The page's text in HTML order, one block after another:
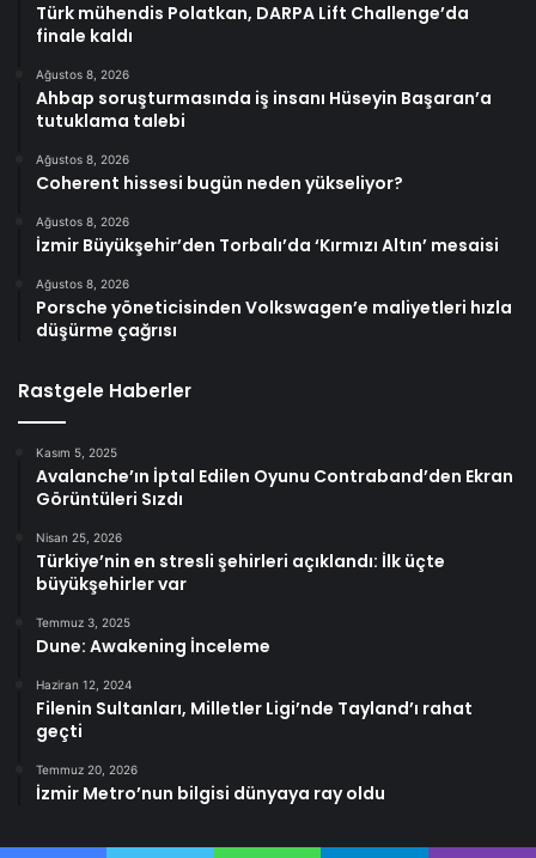
Türk mühendis Polatkan, DARPA Lift Challenge’da
finale kaldı
Ağustos 8, 2026
Ahbap soruşturmasında iş insanı Hüseyin Başaran’a
tutuklama talebi
Ağustos 8, 2026
Coherent hissesi bugün neden yükseliyor?
Ağustos 8, 2026
İzmir Büyükşehir’den Torbalı’da ‘Kırmızı Altın’ mesaisi
Ağustos 8, 2026
Porsche yöneticisinden Volkswagen’e maliyetleri hızla
düşürme çağrısı
Rastgele Haberler
Kasım 5, 2025
Avalanche’ın İptal Edilen Oyunu Contraband’den Ekran
Görüntüleri Sızdı
Nisan 25, 2026
Türkiye’nin en stresli şehirleri açıklandı: İlk üçte
büyükşehirler var
Temmuz 3, 2025
Dune: Awakening İnceleme
Haziran 12, 2024
Filenin Sultanları, Milletler Ligi’nde Tayland’ı rahat
geçti
Temmuz 20, 2026
İzmir Metro’nun bilgisi dünyaya ray oldu